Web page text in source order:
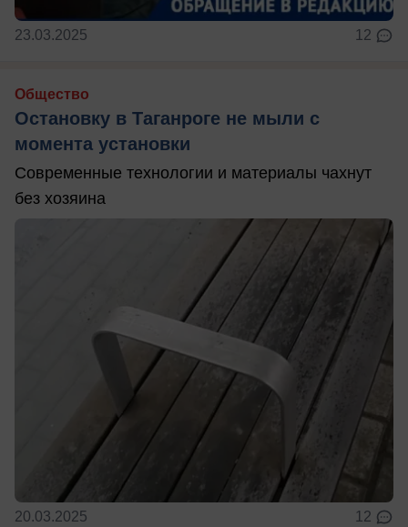
23.03.2025 12
Общество
Остановку в Таганроге не мыли с
момента установки
Современные технологии и материалы чахнут
без хозяина
20.03.2025 12